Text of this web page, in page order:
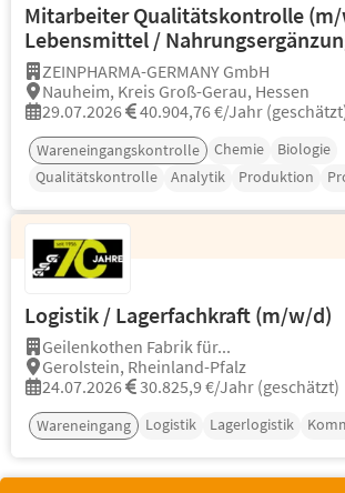
Mitarbeiter Qualitätskontrolle
Lebensmittel /
ZEINPHARMA-GERMANY GmbH
Nauheim, Kreis Groß-Gerau, Hessen
29.07.2026
40.904,76 €/Jahr
Wareneingangskontrolle Chemie
Biologie
Qualitätskontrolle
Analytik Produktion
Logistik / Lagerfachkraft (m/w/d)
Geilenkothen Fabrik für...
Gerolstein, Rheinland-Pfalz
24.07.2026
30.825,9 €/Jahr (geschätzt)
Wareneingang Logistik Lagerlogistik